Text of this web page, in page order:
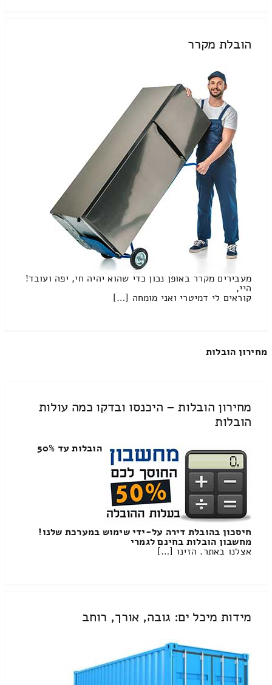
הובלת מקרר
מעבירים מקרר באופן נכון כדי שהוא יהיה חי, יפה ועובד!
היי,
קוראים לי דמיטרי ואני מומחה […]
מחירון הובלות
מחירון הובלות – היכנסו ובדקו כמה עולות
הובלות
הובלות עד 50%
חיסכון בהובלת דירה על-ידי שימוש במערכת שלנו!
מחשבון הובלות בחינם לגמרי
אצלנו באתר. הזינו […]
מידות מיכל ים: גובה, אורך, רוחב